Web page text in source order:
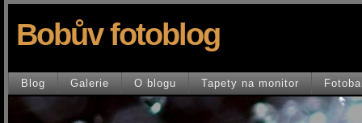
Bobův fotoblog
Blog Galerie O blogu Tapety na monitor